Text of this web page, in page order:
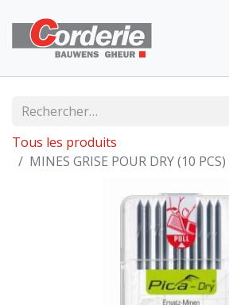
Tous les produits
MINES GRISE POUR DRY (10